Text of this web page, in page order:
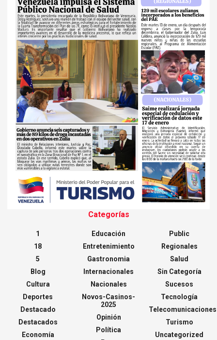
Categorías
1
18
5
Blog
Cultura
Deportes
Destacado
Destacados
Economía
Educación
Entretenimiento
Gastronomia
Internacionales
Nacionales
Novos-Casinos-
2025
Opinión
Política
Public
Regionales
Salud
Sin Categoría
Sucesos
Tecnología
Telecomunicaciones
Turismo
Uncategorized